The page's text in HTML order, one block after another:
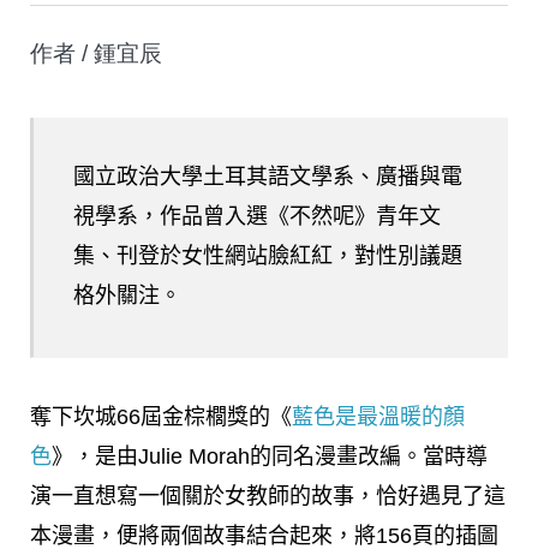
作者 / 鍾宜辰
國立政治大學土耳其語文學系、廣播與電
視學系，作品曾入選《不然呢》青年文
集、刊登於女性網站臉紅紅，對性別議題
格外關注。
奪下坎城66屆金棕櫚獎的《藍色是最溫暖的顏
色》，是由Julie Morah的同名漫畫改編。當時導
演一直想寫一個關於女教師的故事，恰好遇見了這
本漫畫，便將兩個故事結合起來，將156頁的插圖